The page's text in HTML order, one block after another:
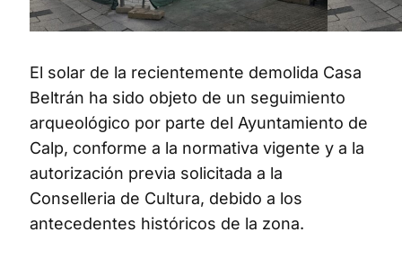
El solar de la recientemente demolida Casa
Beltrán ha sido objeto de un seguimiento
arqueológico por parte del Ayuntamiento de
Calp, conforme a la normativa vigente y a la
autorización previa solicitada a la
Conselleria de Cultura, debido a los
antecedentes históricos de la zona.